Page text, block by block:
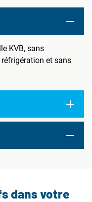
KVB, sans
réfrigération et sans
dans votre